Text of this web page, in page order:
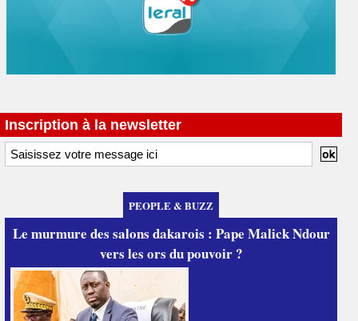
Inscription à la newsletter
PEOPLE & BUZZ
Le murmure des salons dakarois : Pape Malick Ndour
vers les ors du pouvoir ?